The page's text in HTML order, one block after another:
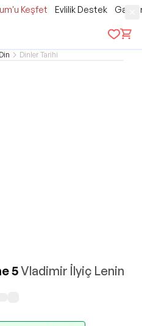
Keşfet Evlilik Destek
Din Dinler Tarihi
5Vladimir İlyiç Lenin